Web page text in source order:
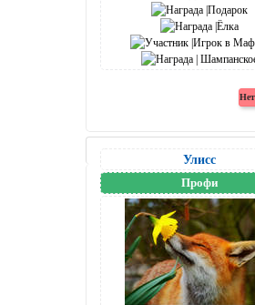
Улисс
Профи